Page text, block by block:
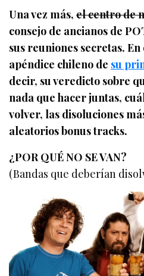
Una vez más,el centro de
consejo de ancianos de
sus reuniones secretas.
apéndice chileno de su
decir, su veredicto sobre
nada que hacer juntas,
volver, las disoluciones
aleatorios bonus tracks.
¿POR QUÉ NO SE VAN?
(Bandas que deberían